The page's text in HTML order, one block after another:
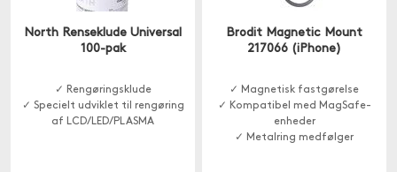
North Renseklude Universal
100-pak
✓ Rengøringsklude
✓ Specielt udviklet til rengøring
af LCD/LED/PLASMA
Brodit Magnetic Mount
217066 (iPhone)
✓ Magnetisk fastgørelse
✓ Kompatibel med MagSafe-
enheder
✓ Metalring medfølger